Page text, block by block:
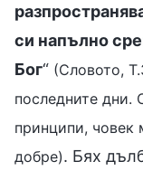
си напълно
Бог“ (Словото,
последните дни.
принципи, човек
добре). Бях